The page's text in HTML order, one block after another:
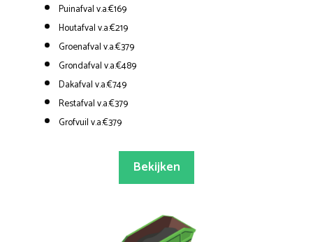
Puinafval v.a.€169
Houtafval v.a.€219
Groenafval v.a.€379
Grondafval v.a.€489
Dakafval v.a.€749
Restafval v.a.€379
Grofvuil v.a.€379
Bekijken